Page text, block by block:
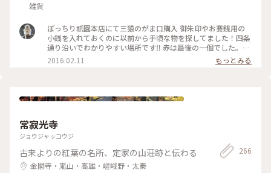
雑貨
ぽっちり祇園本店にて三猿のがま口購入 御朱印やお賽銭用の
小銭を入れておくのに以前から手頃な物を探してました！四条
通り沿いでわかりやすい場所です‼︎ 赤は最後の一個でした。包
装も可愛くてお土産に👍🏻 #お土産 #京都 #縁起物 #申年 #京都
のまちあるき
2016.02.11 もっとみる
常寂光寺
ジョウジャッコウジ
古来よりの紅葉の名所、定家の山荘跡と伝わる
金閣寺・嵐山・高雄・嵯峨野・太秦
266